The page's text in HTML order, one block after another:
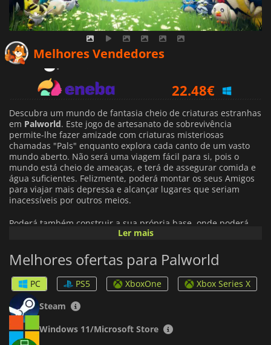
Melhores Vendedores
22.48€
18.16€
Descubra um mundo de fantasia cheio de criaturas estranhas
em Palworld. Este jogo de artesanato de sobrevivência
permite-lhe fazer amizade com criaturas misteriosas
chamadas "Pals" enquanto explora cada canto de um vasto
mundo aberto. Não será uma viagem fácil para si, pois o
mundo está cheio de ameaças, e terá de assegurar comida e
água suficientes. Felizmente, poderá montar os seus Amigos
para viajar mais depressa e alcançar lugares que seriam
inacessíveis por outros meios.
Poderá também construir a sua própria base, onde poderá
cultivar e criar os seus Amigos. Pode pensar em
artesanal, onde pode montar os seus companheiros e
envolver os seus inimigos em emocionantes tiroteios. O jogo
apresenta uma vasta gama de sistemas de jogabilidade que
lhe permitem interagir com uma grande variedade de Pals,
cada um deles especializado numa área diferente. Cabe-lhe a
si dar-lhes o melhor uso ao viver aventuras épicas num vasto
mundo cheio de segredos a serem descobertos.
Ler mais
Melhores ofertas para Palworld
PC PS5 XboxOne
Xbox Series X
Steam
Windows 11/Microsoft Store